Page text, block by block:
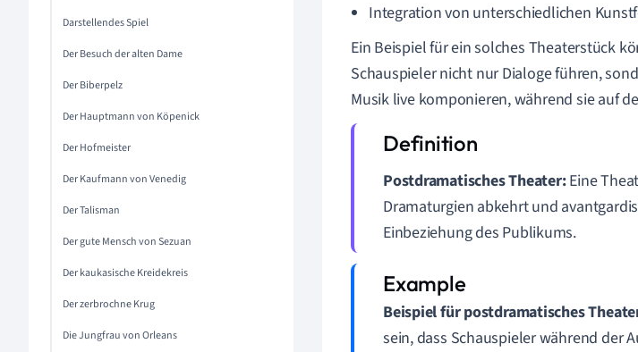
Darstellendes Spiel
Der Besuch der alten Dame
Der Biberpelz
Der Hauptmann von Köpenick
Der Hofmeister
Der Kaufmann von Venedig
Der Talisman
Der gute Mensch von Sezuan
Der kaukasische Kreidekreis
Der zerbrochne Krug
Die Jungfrau von Orleans
Integration von unterschiedlichen
Ein Beispiel für ein solches Theaterstück
Schauspieler nicht nur Dialoge führen,
Musik live komponieren, während sie auf
Postdramatisches Theater:Eine
Dramaturgien abkehrt und
Einbeziehung des Publikums.
Beispiel für postdramatisches
sein, dass Schauspieler während der